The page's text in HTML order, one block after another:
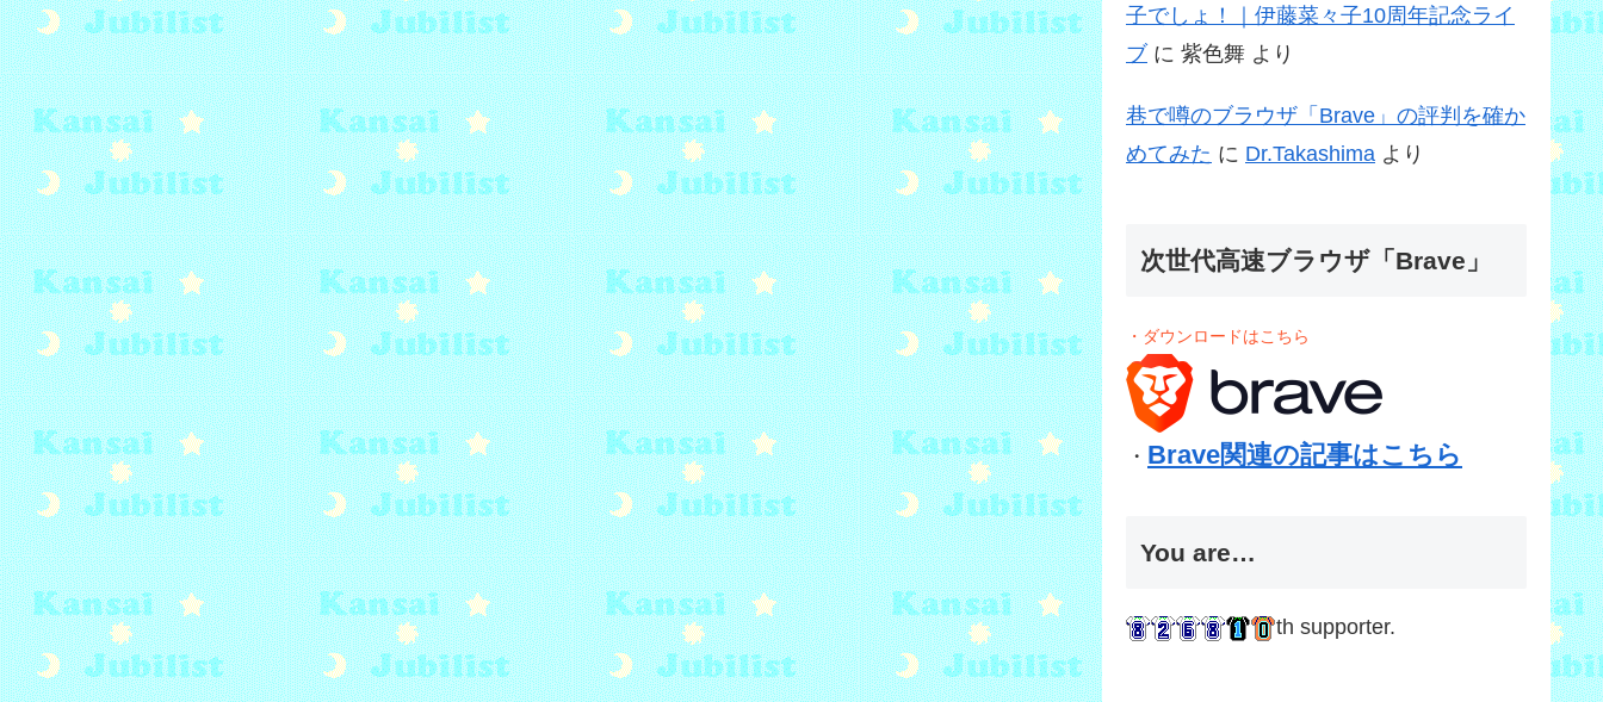
子でしょ！｜伊藤菜々子10周年記念ライ
ブ に 紫色舞 より
巷で噂のブラウザ「Brave」の評判を確か
めてみた に Dr.Takashima より
次世代高速ブラウザ「Brave」
・ダウンロードはこちら
・ Brave関連の記事はこちら
You are…
th supporter.